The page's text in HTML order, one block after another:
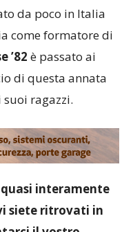
da poco in Italia
come formatore di
’82 è passato ai
di questa annata
ragazzi.
interamente
siete ritrovati in